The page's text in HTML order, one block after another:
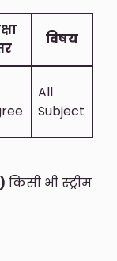
विषय
All
Subject
किसी भी स्ट्रीम